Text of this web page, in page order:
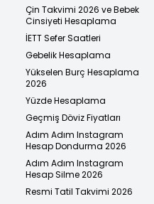
Çin Takvimi 2026 ve Bebek
Cinsiyeti Hesaplama
İETT Sefer Saatleri
Gebelik Hesaplama
Yükselen Burç Hesaplama
2026
Yüzde Hesaplama
Geçmiş Döviz Fiyatları
Adım Adım Instagram
Hesap Dondurma 2026
Adım Adım Instagram
Hesap Silme 2026
Resmi Tatil Takvimi 2026